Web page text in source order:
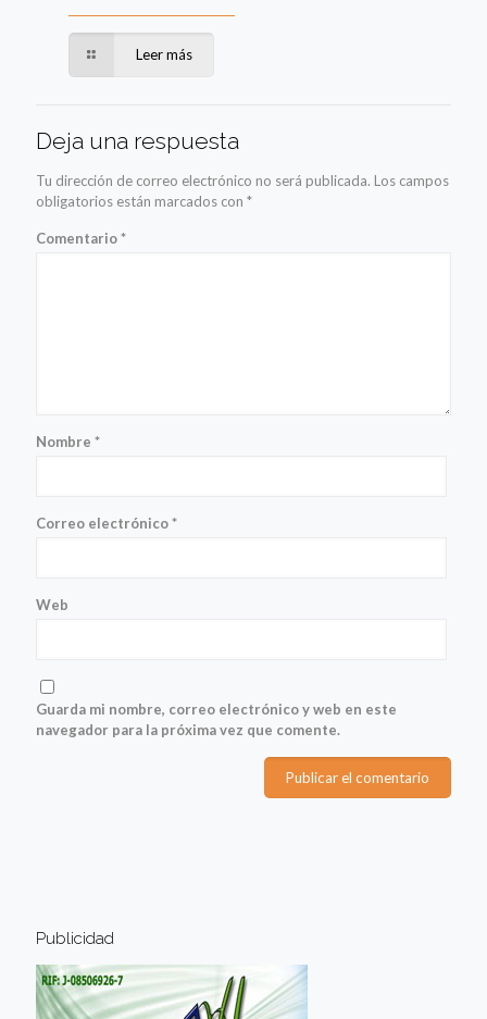
Leer más
Deja una respuesta
Tu dirección de correo electrónico no será publicada. Los campos
obligatorios están marcados con *
Comentario*
Nombre *
Correo electrónico*
Web
Guarda mi nombre, correo electrónico y web en este
navegador para la próxima vez que comente.
Publicidad